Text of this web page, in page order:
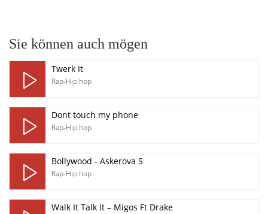
Sie können auch mögen
Twerk It
Rap-Hip hop
Dont touch my phone
Rap-Hip hop
Bollywood - Askerova S
Rap-Hip hop
Walk It Talk It – Migos Ft Drake